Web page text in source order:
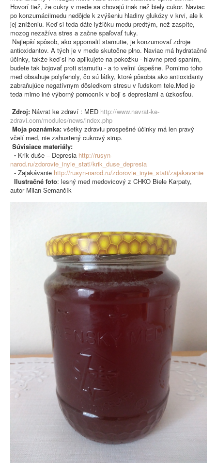
Hovorí tiež, že cukry v mede sa chovajú inak než biely cukor. Naviac
po konzumáciimedu nedôjde k zvýšeniu hladiny glukózy v krvi, ale k
jej zníženiu. Keď si teda dáte lyžičku medu predtým, než zaspíte,
mozog nezažíva stres a začne spaľovať tuky.
Najlepší spôsob, ako sppomaliť starnutie, je konzumovať zdroje
antioxidantov. A tých je v mede skutočne plno. Naviac má hydratačné
účinky, takže keď si ho aplikujete na pokožku - hlavne pred spaním,
budete tak bojovať proti starnutiu - a to veľmi úspešne. Pomimo toho
med obsahuje polyfenoly, čo sú látky, ktoré pôsobia ako antioxidanty
zabraňujúce negatívnym dôsledkom stresu v ľudskom tele.Med je
teda mimo iné výborný pomocník v boji s depresiami a úzkosťou.
Zdroj: Návrat ke zdraví : MED http://www.navrat-ke-
zdravi.com/modules/news/index.php
Moja poznámka: všetky zdraviu prospešné účinky má len pravý
včelí med, nie zahustený cukrový sirup.
Súvisiace materiály:
- Krik duše – Depresia http://rusyn-
narod.ru/zdorovie_inyie_stati/krik_duse_depresia
- Zajakávanie http://rusyn-narod.ru/zdorovie_inyie_stati/zajakavanie
Ilustračné foto: lesný med medovicový z CHKO Biele Karpaty,
autor Milan Semančík